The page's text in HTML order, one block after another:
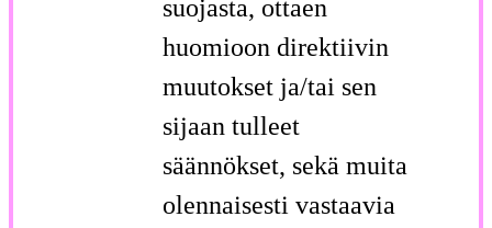
suojasta, ottaen
huomioon direktiivin
muutokset ja/tai sen
sijaan tulleet
säännökset, sekä muita
olennaisesti vastaavia